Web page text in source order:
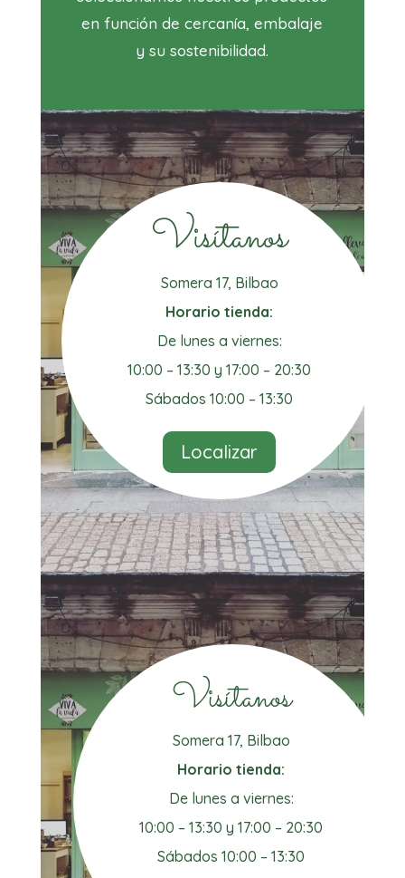
en función de cercanía, embalaje
y su sostenibilidad.
Visítanos
Somera 17, Bilbao
Horario tienda:
De lunes a viernes:
10:00 – 13:30 y 17:00 – 20:30
Sábados 10:00 – 13:30
Localizar
Visítanos
Somera 17, Bilbao
Horario tienda:
De lunes a viernes:
10:00 – 13:30 y 17:00 – 20:30
Sábados 10:00 – 13:30